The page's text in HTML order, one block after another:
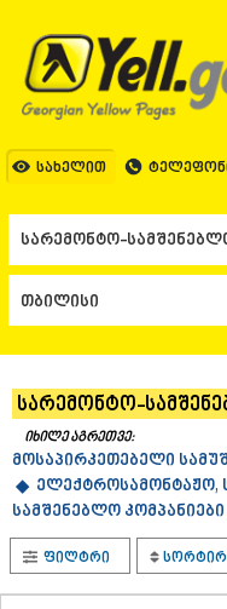
სახელით
ᲗᲑᲘᲚᲘᲡᲘ
ᲗᲑᲘᲚᲘᲡᲘ
ᲐᲤᲮᲐᲖᲔᲗᲘ
ᲒᲐᲚᲘ
ᲑᲐᲗᲣᲛᲘ
ᲥᲝᲑᲣᲚᲔᲗᲘ
ᲨᲣᲐᲮᲔᲕᲘ
ᲩᲐᲥᲕᲘ
ᲝᲖᲣᲠᲒᲔᲗᲘ
ᲩᲝᲮᲐᲢᲐᲣᲠᲘ
ᲣᲠᲔᲙᲘ
ᲘᲛᲔᲠᲔᲗᲘ
ᲑᲐᲦᲓᲐᲗᲘ
ᲕᲐᲜᲘ
ᲖᲔᲡᲢᲐᲤᲝᲜᲘ
ᲗᲔᲠᲯᲝᲚᲐ
სარემონტო-
იხილე აგრეთვე:
მოსაპირკეთებელი
◆ ელექტროსამონტაჟო,
სამშენებლო კომპანიები
ფილტრი